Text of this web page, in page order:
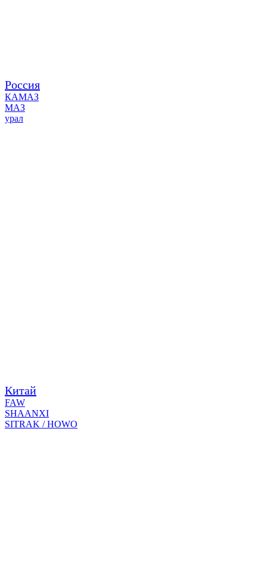
Россия
КАМАЗ
МАЗ
урал
Китай
FAW
SHAANXI
SITRAK / HOWO